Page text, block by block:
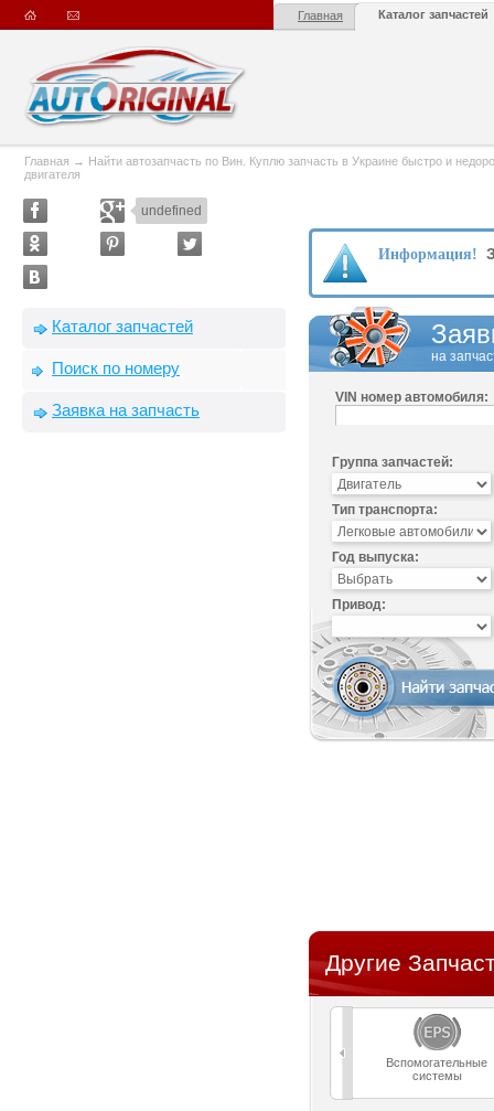
Главная Каталог запчастей
Главная → Найти автозапчасть по Вин. Куплю запчасть в Украине быстро и
двигателя
undefined
Каталог запчастей
Поиск по номеру
Заявка на запчасть
Информация!
на
VIN номер автомобиля:
Группа запчастей:
Тип транспорта:
Год выпуска:
Привод:
Другие
Вспомогательные
системы